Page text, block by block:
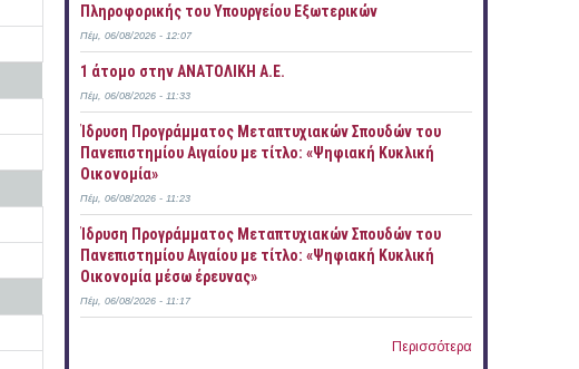
Πληροφορικής του Υπουργείου Εξωτερικών
Πέμ, 06/08/2026 - 12:07
1 άτομο στην ΑΝΑΤΟΛΙΚΗ Α.Ε.
Πέμ, 06/08/2026 - 11:33
Ίδρυση Προγράμματος Μεταπτυχιακών Σπουδών του
Πανεπιστημίου Αιγαίου με τίτλο: «Ψηφιακή Κυκλική
Οικονομία»
Πέμ, 06/08/2026 - 11:23
Ίδρυση Προγράμματος Μεταπτυχιακών Σπουδών του
Πανεπιστημίου Αιγαίου με τίτλο: «Ψηφιακή Κυκλική
Οικονομία μέσω έρευνας»
Πέμ, 06/08/2026 - 11:17
Περισσότερα